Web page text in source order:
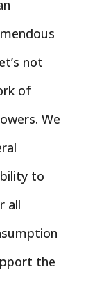
not
of
We
to
all
the